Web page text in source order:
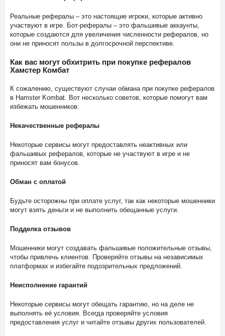
Реальные рефералы – это настоящие игроки, которые активно
участвуют в игре. Бот-рефералы – это фальшивые аккаунты,
которые создаются для увеличения численности рефералов, но
они не приносят пользы в долгосрочной перспективе.
Как вас могут обхитрить при покупке рефералов
Хамстер Комбат
К сожалению, существуют случаи обмана при покупке рефералов
в Hamster Kombat. Вот несколько советов, которые помогут вам
избежать мошенников:
Некачественные рефералы
Некоторые сервисы могут предоставлять неактивных или
фальшивых рефералов, которые не участвуют в игре и не
приносят вам бонусов.
Обман с оплатой
Будьте осторожны при оплате услуг, так как некоторые мошенники
могут взять деньги и не выполнить обещанные услуги.
Подделка отзывов
Мошенники могут создавать фальшивые положительные отзывы,
чтобы привлечь клиентов. Проверяйте отзывы на независимых
платформах и избегайте подозрительных предложений.
Неисполнение гарантий
Некоторые сервисы могут обещать гарантию, но на деле не
выполнять её условия. Всегда проверяйте условия
предоставления услуг и читайте отзывы других пользователей.